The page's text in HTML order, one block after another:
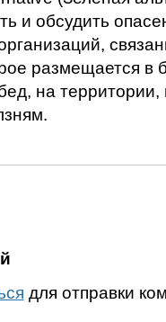
и обсудить
размещается в
на
для отправки